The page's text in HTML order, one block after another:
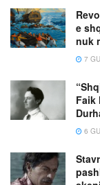
e
nuk
7
Faik
6